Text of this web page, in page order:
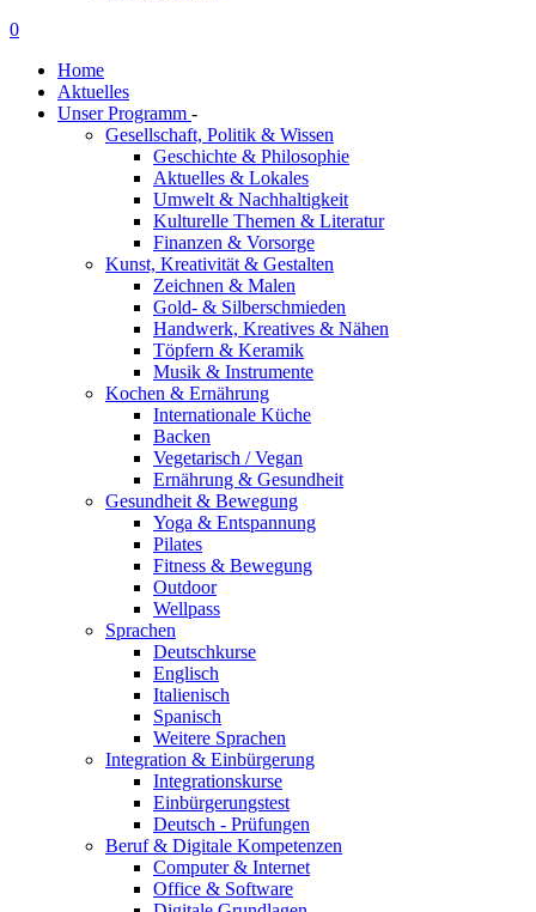
0
Home
Aktuelles
Unser Programm -
Gesellschaft, Politik & Wissen
Geschichte & Philosophie
Aktuelles & Lokales
Umwelt & Nachhaltigkeit
Kulturelle Themen & Literatur
Finanzen & Vorsorge
Kunst, Kreativität & Gestalten
Zeichnen & Malen
Gold- & Silberschmieden
Handwerk, Kreatives & Nähen
Töpfern & Keramik
Musik & Instrumente
Kochen & Ernährung
Internationale Küche
Backen
Vegetarisch / Vegan
Ernährung & Gesundheit
Gesundheit & Bewegung
Yoga & Entspannung
Pilates
Fitness & Bewegung
Outdoor
Wellpass
Sprachen
Deutschkurse
Englisch
Italienisch
Spanisch
Weitere Sprachen
Integration & Einbürgerung
Integrationskurse
Einbürgerungstest
Deutsch - Prüfungen
Beruf & Digitale Kompetenzen
Computer & Internet
Office & Software